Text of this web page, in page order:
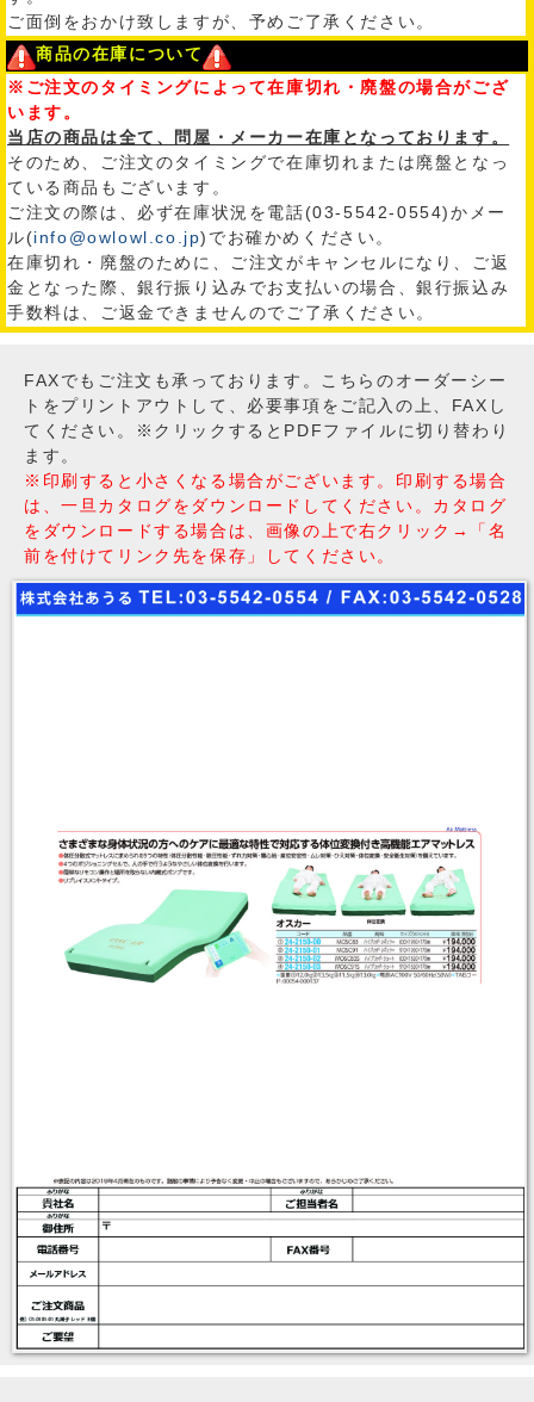
ご面倒をおかけ致しますが、予めご了承ください。
商品の在庫について
※ご注文のタイミングによって在庫切れ・廃盤の場合がござ
います。
当店の商品は全て、問屋・メーカー在庫となっております。
そのため、ご注文のタイミングで在庫切れまたは廃盤となっ
ている商品もございます。
ご注文の際は、必ず在庫状況を電話(03-5542-0554)かメー
ル(info@owlowl.co.jp)でお確かめください。
在庫切れ・廃盤のために、ご注文がキャンセルになり、ご返
金となった際、銀行振り込みでお支払いの場合、銀行振込み
手数料は、ご返金できませんのでご了承ください。
FAXでもご注文も承っております。こちらのオーダーシー
トをプリントアウトして、必要事項をご記入の上、FAXし
てください。※クリックするとPDFファイルに切り替わり
ます。
※印刷すると小さくなる場合がございます。印刷する場合
は、一旦カタログをダウンロードしてください。カタログ
をダウンロードする場合は、画像の上で右クリック→「名
前を付けてリンク先を保存」してください。